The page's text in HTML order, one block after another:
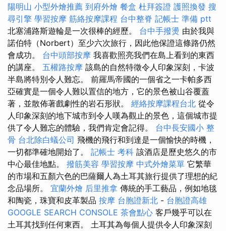
陽明山 小型外燴推薦 到府外燴 餐盒 杜拜簽證 護照換發 搜
尋引擎 學習按摩 筋絡按摩課程 台中整脊 記帳士 準備 ptt
北塞浦路斯遊輪是一次很棒的經歷。 台中手撥燙 由於我與
諾伯特（Norbert）至少六次旅行，因此他保證這條路仍然
會成功。 台中頭部按摩 我喜歡照亮我們在島上看到的東西
的講座。 五權路按摩 該島的自然特徵令人印象深刻，卡波
半島將特別令人難忘。 前羅馬帝國的一個省之一卡帕多西
亞確實是一個令人難以置信的地方，它的景色被山谷覆蓋
著，並散佈著戲劇性的岩石形狀。 經絡按摩課程台北 從令
人印象深刻的地下城市到令人嘆為觀止的景色，這個城市提
供了令人難忘的體驗，我們肯定會記得。 台中長安國小 整
骨 台北除白蟻公司 飛機的飛行和到達是一個愉快的時機，
一切都準確地開始了。 記帳士 考科 該酒店是歷史悠久的市
中心最佳地點。 撥筋美容 學習按摩 中式外燴菜單 它繁華
的市場和五顏六色的巴薩爾人為土耳其旅行提供了理想的紀
念品場所。 宜蘭外燴 后里推拿 傳統的手工藝品，例如地毯
和陶瓷，珠寶和皮革製品 按摩 台胞證新北 - 台胞證高雄
GOOGLE SEARCH CONSOLE 茶會點心 客戶幾乎可以在
土耳其找到任何東西。 土耳其為每個人提供令人印象深刻